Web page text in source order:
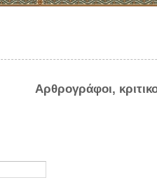
Αρθρογράφοι,